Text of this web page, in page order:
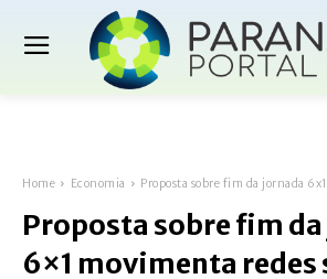
Home Economia Proposta sobre fim da jornada
Proposta sobre fim
6×1 movimenta redes